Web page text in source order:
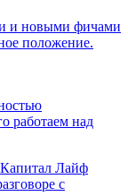
и новыми фичами
положение.
работаем над
Лайф
с